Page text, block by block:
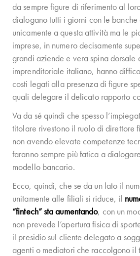
da sempre figure di riferimento al
dialogano tutti i giorni con le banche
unicamente a questa attività ma le
imprese, in numero decisamente
grandi aziende e vera spina dorsale
imprenditoriale italiano, hanno
costi legati alla presenza di figure
quali delegare il delicato rapporto
Va da sé quindi che spesso
titolare rivestono il ruolo di direttore
non avendo elevate competenze
faranno sempre più fatica a
modello bancario.
Ecco, quindi, che se da un lato il
unitamente alle filiali si riduce, il
“fintech” sta aumentando, con un
non prevede l’apertura fisica di
il presidio sul cliente delegato a
agenti o mediatori che raccolgono il